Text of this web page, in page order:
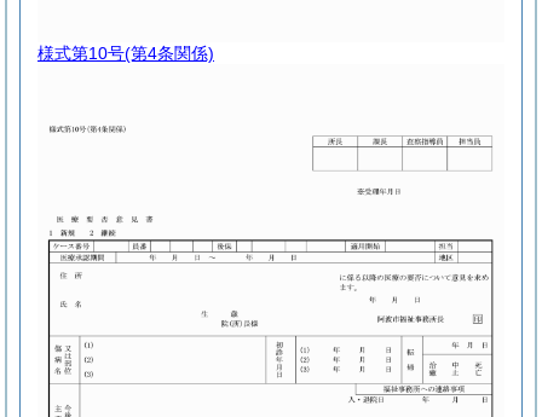
様式第10号(第4条関係)